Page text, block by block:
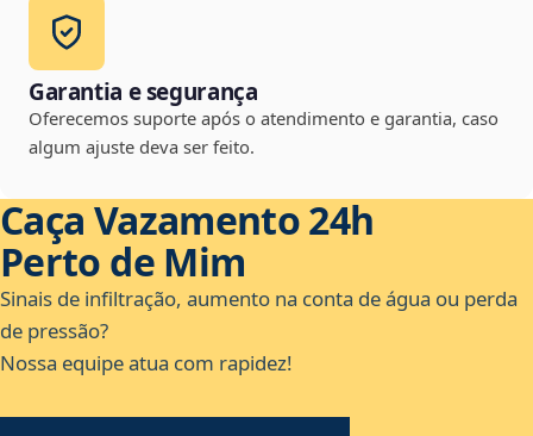
Garantia e segurança
Oferecemos suporte após o atendimento e garantia, caso
algum ajuste deva ser feito.
Caça Vazamento 24h
Perto de Mim
Sinais de infiltração, aumento na conta de água ou perda
de pressão?
Nossa equipe atua com rapidez!